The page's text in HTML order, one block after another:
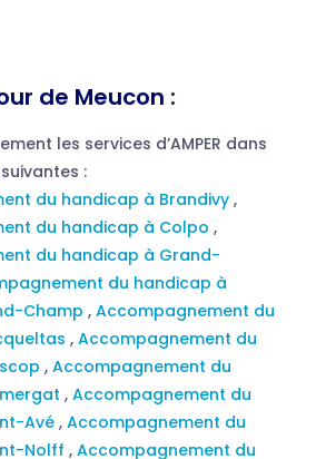
de Meucon :
les services d’AMPER dans
:
du handicap à Brandivy ,
du handicap à Colpo ,
du handicap à Grand-
du handicap à
Champ , Accompagnement du
, Accompagnement du
, Accompagnement du
, Accompagnement du
Avé , Accompagnement du
Nolff , Accompagnement du